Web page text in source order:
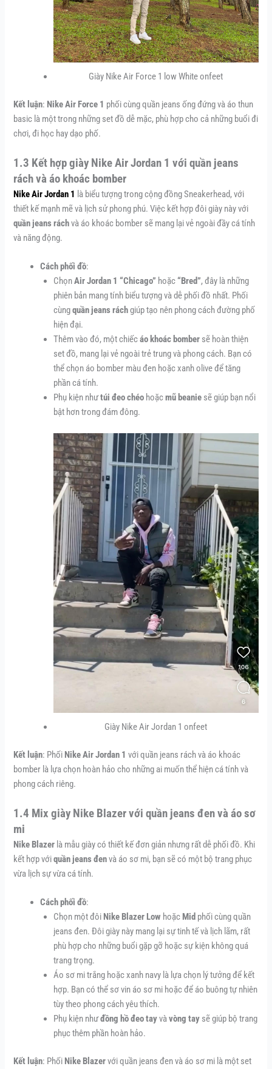
Giày Nike Air Force 1 low White onfeet
Kết luận: Nike Air Force 1 phối cùng quần jeans ống đứng và áo thun
basic là một trong những set đồ dễ mặc, phù hợp cho cả những buổi đi
chơi, đi học hay dạo phố.
1.3 Kết hợp giày Nike Air Jordan 1 với quần jeans
rách và áo khoác bomber
Nike Air Jordan 1 là biểu tượng trong cộng đồng Sneakerhead, với
thiết kế mạnh mẽ và lịch sử phong phú. Việc kết hợp đôi giày này với
quần jeans ráchvà áo khoác bomber sẽ mang lại vẻ ngoài đầy cá tính
và năng động.
Cách phối đồ:
ChọnAir Jordan 1 “Chicago” hoặc “Bred”, đây là những
phiên bản mang tính biểu tượng và dễ phối đồ nhất. Phối
cùngquần jeans ráchgiúp tạo nên phong cách đường phố
hiện đại.
Thêm vào đó, một chiếcáo khoác bomber sẽ hoàn thiện
set đồ, mang lại vẻ ngoài trẻ trung và phong cách. Bạn có
thể chọn áo bomber màu đen hoặc xanh olive để tăng
phần cá tính.
Phụ kiện nhưtúi đeo chéo hoặcmũ beanie sẽ giúp bạn nổi
bật hơn trong đám đông.
Giày Nike Air Jordan 1 onfeet
Kết luận: Phối Nike Air Jordan 1 với quần jeans rách và áo khoác
bomber là lựa chọn hoàn hảo cho những ai muốn thể hiện cá tính và
phong cách riêng.
1.4 Mix giày Nike Blazer với quần jeans đen và áo sơ
mi
Nike Blazer là mẫu giày có thiết kế đơn giản nhưng rất dễ phối đồ. Khi
kết hợp vớiquần jeans đenvà áo sơ mi, bạn sẽ có một bộ trang phục
vừa lịch sự vừa cá tính.
Cách phối đồ:
Chọn một đôi Nike Blazer Low hoặc Mid phối cùng quần
jeans đen. Đôi giày này mang lại sự tinh tế và lịch lãm, rất
phù hợp cho những buổi gặp gỡ hoặc sự kiện không quá
trang trọng.
Áo sơ mi trắng hoặc xanh navy là lựa chọn lý tưởng để kết
hợp. Bạn có thể sơ vin áo sơ mi hoặc để áo buông tự nhiên
tùy theo phong cách yêu thích.
Phụ kiện nhưđồng hồ đeo tayvàvòng tay sẽ giúp bộ trang
phục thêm phần hoàn hảo.
Kết luận: Phối Nike Blazervới quần jeans đen và áo sơ mi là một set